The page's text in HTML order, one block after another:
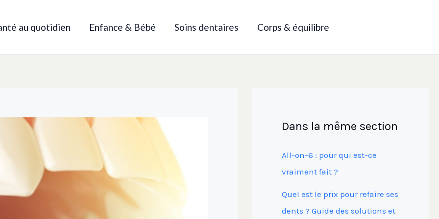
au quotidien Enfance & Bébé Soins dentaires Corps & équilibre
Dans la même section
All-on-6 : pour qui est-ce
vraiment fait ?
Quel est le prix pour refaire ses
dents ? Guide des solutions et